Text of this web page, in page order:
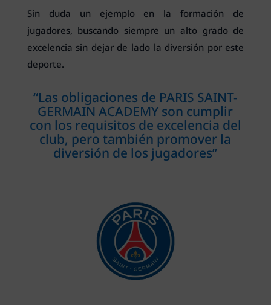
Sin duda un ejemplo en la formación de
jugadores, buscando siempre un alto grado de
excelencia sin dejar de lado la diversión por este
deporte.
“Las obligaciones de PARIS SAINT-
GERMAIN ACADEMY son cumplir
con los requisitos de excelencia del
club, pero también promover la
diversión de los jugadores”